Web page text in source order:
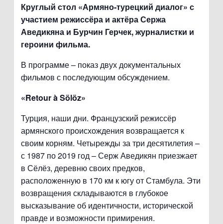
Круглый стол «Армяно-турецкий диалог» с
участием режиссёра и актёра Сержа
Аведикяна и Бурчин Герчек, журналистки и
героини фильма.
В программе – показ двух документальных
фильмов с последующим обсуждением.
«Retour à Sölöz»
Турция, наши дни. Французский режиссёр
армянского происхождения возвращается к
своим корням. Четырежды за три десятилетия –
с 1987 по 2019 год – Серж Аведикян приезжает
в Сёлёз, деревню своих предков,
расположенную в 170 км к югу от Стамбула. Эти
возвращения складываются в глубокое
высказывание об идентичности, исторической
правде и возможности примирения.